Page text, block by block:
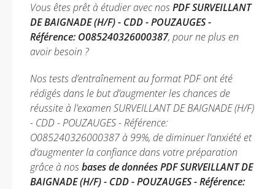
Vous êtes prêt à étudier avec nosPDF SURVEILLANT
DE BAIGNADE (H/F) - CDD - POUZAUGES -
Référence: O085240326000387, pour ne plus en
avoir besoin ?
Nos tests d’entraînement au format PDF ont été
rédigés dans le but d’augmenter les chances de
réussite à l’examen SURVEILLANT DE BAIGNADE (H/F)
- CDD - POUZAUGES - Référence:
O085240326000387 à 99%, de diminuer l’anxiété et
d’augmenter la confiance dans votre préparation
grâce à nosbases de données PDF SURVEILLANT DE
BAIGNADE (H/F) - CDD - POUZAUGES - Référence: